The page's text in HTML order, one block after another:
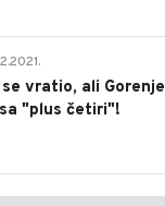
vratio, ali Gorenje
"plus četiri"!